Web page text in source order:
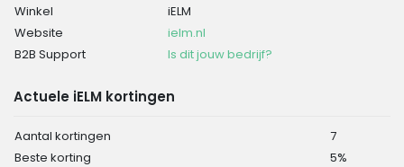
Winkel
iELM
Website
ielm.nl
B2B Support
Is dit jouw bedrijf?
Actuele iELM kortingen
Aantal kortingen
7
Beste korting
5%